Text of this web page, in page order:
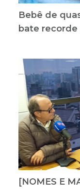
Bebê de
bate recorde
[NOMES E